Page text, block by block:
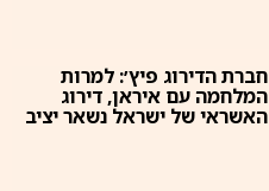
חברת הדירוג פיץ׳: למרות
המלחמה עם איראן, דירוג
האשראי של ישראל נשאר יציב